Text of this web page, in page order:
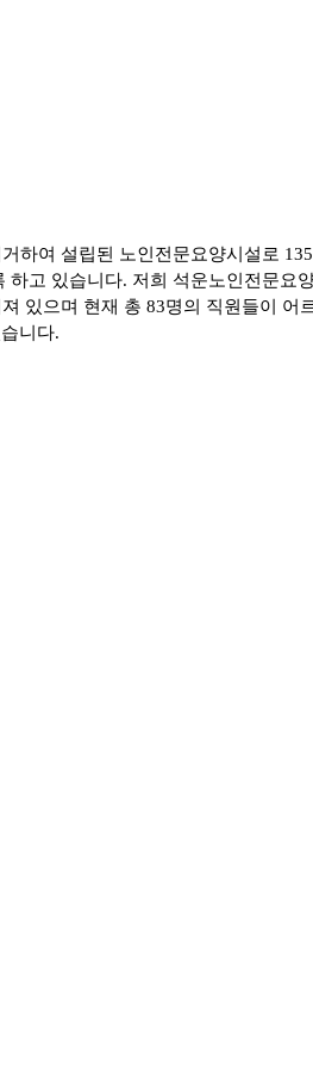
하여 설립된 노인전문요양시설로 135
하고 있습니다. 저희 석운노인전문요
있으며 현재 총 83명의 직원들이 어
니다.